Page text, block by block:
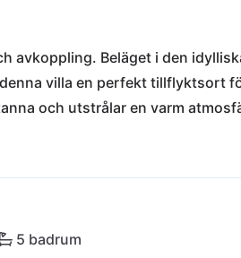
avkoppling. Beläget i den
villa en perfekt tillflyktsort
och utstrålar en varm
avkoppling under Istriens blåa
Stare Staze ta hand
hemlagad kroatisk festmåltid.
den naturliga skönheten i
utgångspunkt!
5 badrum